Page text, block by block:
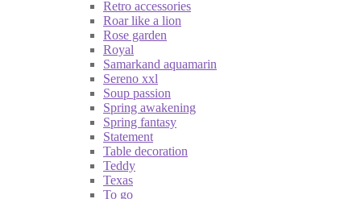
Retro accessories
Roar like a lion
Rose garden
Royal
Samarkand aquamarin
Sereno xxl
Soup passion
Spring awakening
Spring fantasy
Statement
Table decoration
Teddy
Texas
To go